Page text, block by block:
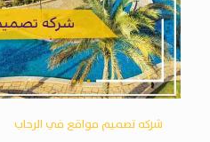
شركه تصميم مواقع في الرحاب